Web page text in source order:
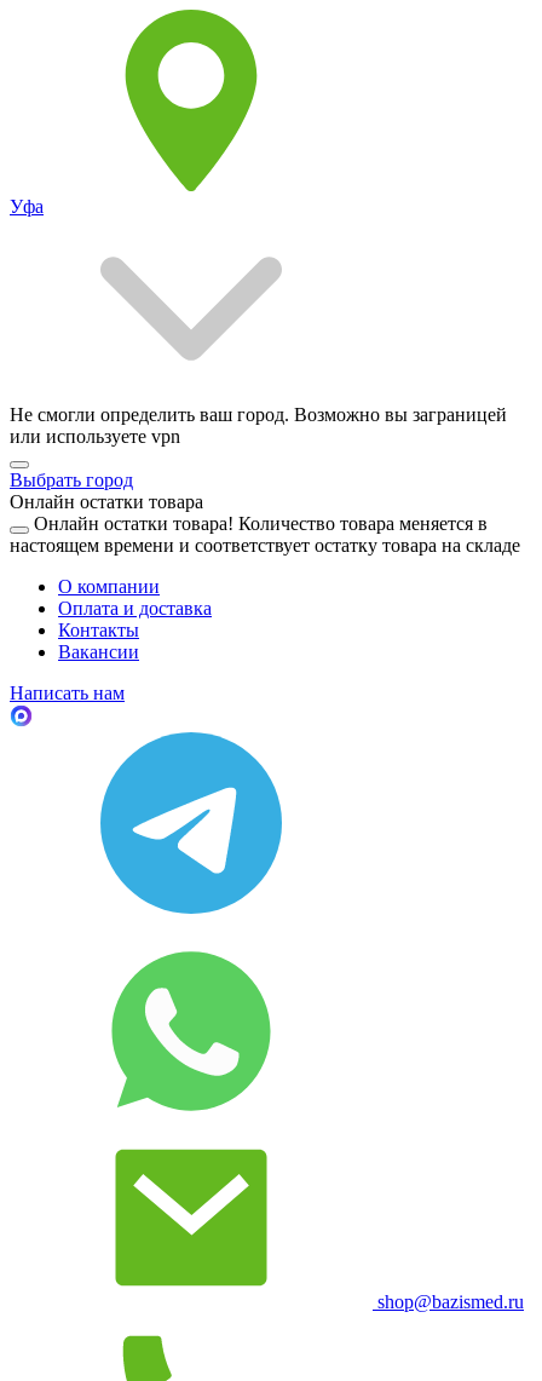
Уфа
Не смогли определить ваш город. Возможно вы заграницей
или используете vpn
Выбрать город
Онлайн остатки товара
Онлайн остатки товара! Количество товара меняется в
настоящем времени и соответствует остатку товара на складе
О компании
Оплата и доставка
Контакты
Вакансии
Написать нам
shop@bazismed.ru